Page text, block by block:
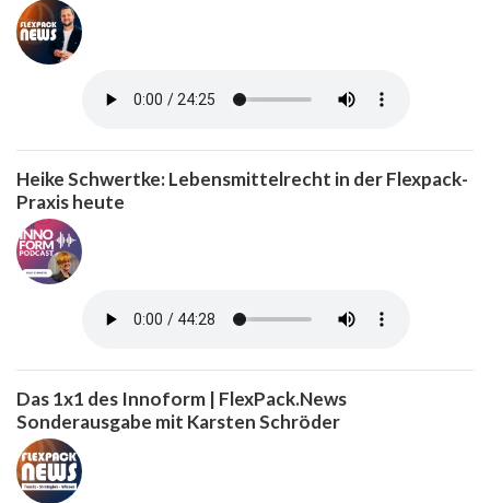
Heike Schwertke: Lebensmittelrecht in der Flexpack-
Praxis heute
Das 1x1 des Innoform | FlexPack.News
Sonderausgabe mit Karsten Schröder